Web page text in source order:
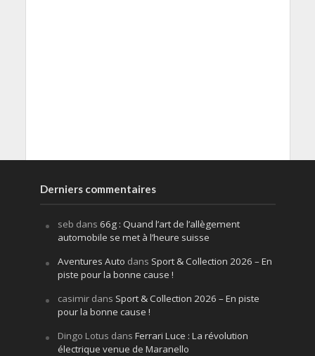
Derniers commentaires
seb dans 66g : Quand l’art de l’allègement
automobile se met à l’heure suisse
Aventures Auto dans Sport & Collection 2026 – En
piste pour la bonne cause !
casimirdans Sport & Collection 2026 – En piste
pour la bonne cause !
Dingo Lotus dans Ferrari Luce : La révolution
électrique venue de Maranello